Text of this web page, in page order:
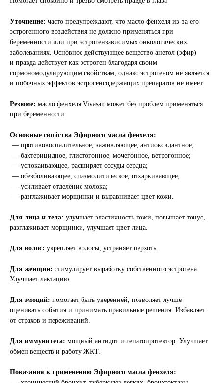
Уточнение: часто предупреждают, что масло фенхеля из-за его
эстрогенного воздействия не должно применяться при
беременности или при эстрогензависимых онкологических
заболеваниях. Основное действующее вещество анетол (эфир)
и правда действует как эстроген благодаря своим
гормономодулирующим свойствам, однако эстрогеном не является
и побочных эффектов эстрогенсодержащих препаратов не имеет.
Резюме: масло фенхеля Vivasan может без проблем применяться
при беременности.
Основные свойства Эфирного масла фенхеля:
— противовоспалительное, заживляющее, антиоксидантное;
— бактерицидное, глистогонное, мочегонное, ветрогонное;
— успокаивающее, расширяет сосуды сердца;
— обезболивающее, спазмолитическое, отхаркивающее;
— усиливает отделение молока;
— разглаживает морщинки и выравнивает цвет кожи.
Для лица и тела: улучшает эластичность кожи, повышает тонус,
разглаживает морщинки, улучшает цвет лица.
Для волос: укрепляет волосы, устраняет перхоть.
Для женщин: стимулирует выработку собственного эстрогена.
Улучшает лактацию.
Для эмоций: помогает быть уверенней, позволяет лучше
оценивать события и принимать правильные решения. Избавляет
от страхов и переживаний.
Для иммунитета: мощный антидот и гепатопротектор. Улучшает
обмен веществ и работу ЖКТ.
Показания к применению Эфирного масла фенхеля: